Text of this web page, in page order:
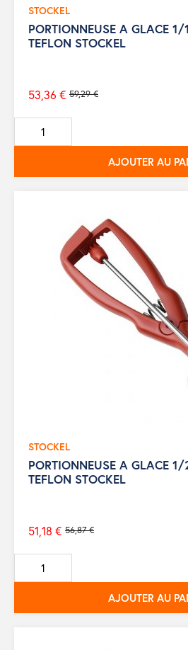
STOCKEL
PORTIONNEUSE A GLACE
TEFLON STOCKEL
Prix
de
base
59,29 €
53,36 €
AJOUTER AU
STOCKEL
PORTIONNEUSE A GLACE
TEFLON STOCKEL
Prix
de
base
56,87 €
51,18 €
AJOUTER AU